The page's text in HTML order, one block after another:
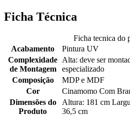
Ficha Técnica
Ficha tecnica do
Acabamento
Pintura UV
Complexidade
de Montagem
Alta: deve ser
especializado
Composição
MDP e MDF
Cor
Cinamomo Com
Dimensões do
Produto
Altura: 181 cm
36,5 cm